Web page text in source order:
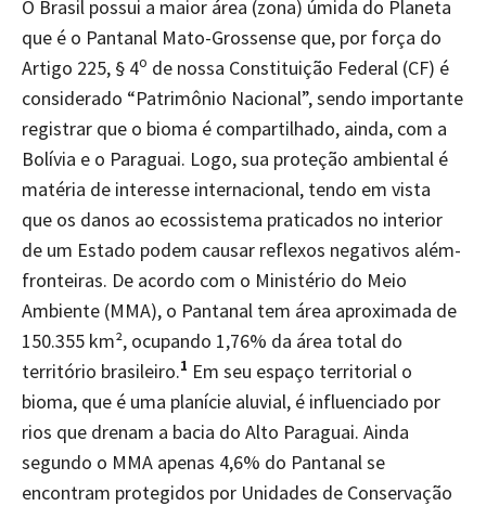
O Brasil possui a maior área (zona) úmida do Planeta
que é o Pantanal Mato-Grossense que, por força do
Artigo 225, § 4o de nossa Constituição Federal (CF) é
considerado “Patrimônio Nacional”, sendo importante
registrar que o bioma é compartilhado, ainda, com a
Bolívia e o Paraguai. Logo, sua proteção ambiental é
matéria de interesse internacional, tendo em vista
que os danos ao ecossistema praticados no interior
de um Estado podem causar reflexos negativos além-
fronteiras. De acordo com o Ministério do Meio
Ambiente (MMA), o Pantanal tem área aproximada de
150.355 km², ocupando 1,76% da área total do
território brasileiro.1 Em seu espaço territorial o
bioma, que é uma planície aluvial, é influenciado por
rios que drenam a bacia do Alto Paraguai. Ainda
segundo o MMA apenas 4,6% do Pantanal se
encontram protegidos por Unidades de Conservação